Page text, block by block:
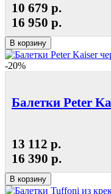
10 679 р.
16 950 р.
В корзину
-20%
Балетки Peter
13 112 р.
16 390 р.
В корзину